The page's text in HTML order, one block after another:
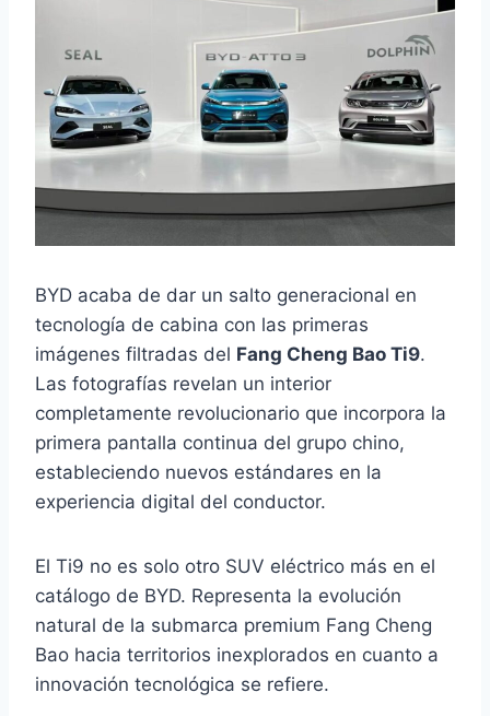
BYD acaba de dar un salto generacional en
tecnología de cabina con las primeras
imágenes filtradas del Fang Cheng Bao Ti9.
Las fotografías revelan un interior
completamente revolucionario que incorpora la
primera pantalla continua del grupo chino,
estableciendo nuevos estándares en la
experiencia digital del conductor.
El Ti9 no es solo otro SUV eléctrico más en el
catálogo de BYD. Representa la evolución
natural de la submarca premium Fang Cheng
Bao hacia territorios inexplorados en cuanto a
innovación tecnológica se refiere.